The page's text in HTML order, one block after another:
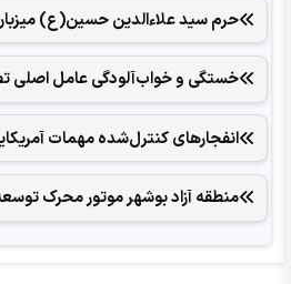
حرم سید علاءالدین حسین(ع)
خستگی و خواب‌آلودگی عامل اصلی
انفجارهای ‌کنترل‌شده ‌مهمات
منطقه آزاد بوشهر موتور محرک